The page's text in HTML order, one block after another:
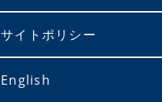
サイトポリシー
English